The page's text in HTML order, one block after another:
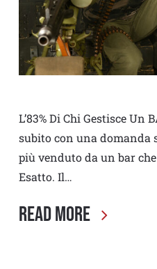
L’83% Di Chi Gestisce Un
subito con una domanda
più venduto da un bar
Esatto. Il…
Read More